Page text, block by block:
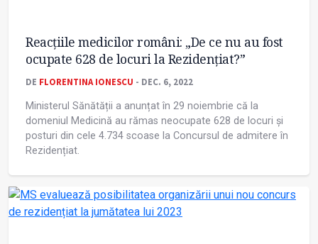
Reacțiile medicilor români: „De ce nu au fost
ocupate 628 de locuri la Rezidențiat?”
DE FLORENTINA IONESCU - DEC. 6, 2022
Ministerul Sănătății a anunțat în 29 noiembrie că la
domeniul Medicină au rămas neocupate 628 de locuri și
posturi din cele 4.734 scoase la Concursul de admitere în
Rezidențiat.